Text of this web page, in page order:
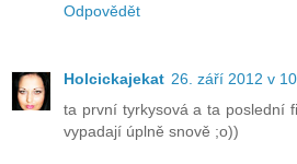
Odpovědět
Holcickajekat 26. září 2012 v
ta první tyrkysová a ta poslední
vypadají úplně snově ;o))